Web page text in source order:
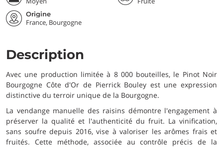
Origine
France, Bourgogne
Description
Avec une production limitée à 8 000 bouteilles, le Pinot Noir
Bourgogne Côte d'Or de Pierrick Bouley est une expression
distinctive du terroir unique de la Bourgogne.
La vendange manuelle des raisins démontre l'engagement à
préserver la qualité et l'authenticité du fruit. La vinification,
sans soufre depuis 2016, vise à valoriser les arômes frais et
fruités. Cette méthode, associée au contrôle précis de la